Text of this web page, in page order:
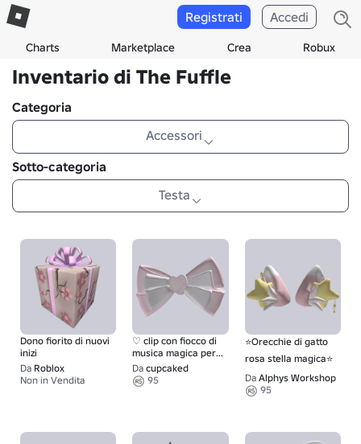
Charts Marketplace Crea Robux
Registrati Accedi
Inventario di The Fuffle
Categoria
Accessori
Sotto-categoria
Testa
Dono fiorito di nuovi
inizi
Da Roblox
Non in Vendita
1
♡ clip con fiocco di
musica magica per
piano (rosa chiaro)
Da cupcaked
95
⭐Orecchie di gatto
rosa stella magica⭐
Da Alphys Workshop
95